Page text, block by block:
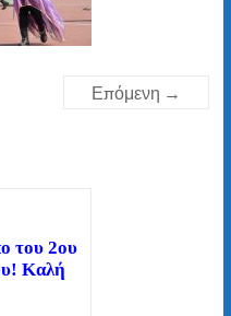
Επόμενη →
του 2ου
Καλή